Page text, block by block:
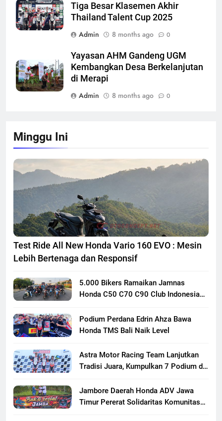
Tiga Besar Klasemen Akhir
Thailand Talent Cup 2025
Admin
8 months ago 0
Yayasan AHM Gandeng UGM
Kembangkan Desa Berkelanjutan
di Merapi
Admin
8 months ago 0
Minggu Ini
Test Ride All New Honda Vario 160 EVO : Mesin
Lebih Bertenaga dan Responsif
5.000 Bikers Ramaikan Jamnas
Honda C50 C70 C90 Club Indonesia
Persaudaraan Pecinta Motor Klasik
Honda
Podium Perdana Edrin Ahza Bawa
Honda TMS Bali Naik Level
Astra Motor Racing Team Lanjutkan
Tradisi Juara, Kumpulkan 7 Podium di
Jambore Daerah Honda ADV Jawa
Timur Pererat Solidaritas Komunitas